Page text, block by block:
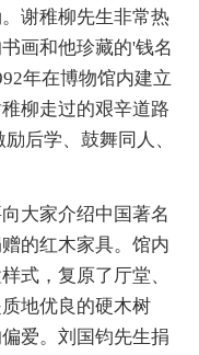
谢稚柳先生非常热
画和他珍藏的'钱名
年在博物馆内建立
柳走过的艰辛道路
后学、鼓舞同人、
大家介绍中国著名
的红木家具。馆内
式，复原了厅堂、
地优良的硬木树
爱。刘国钧先生捐